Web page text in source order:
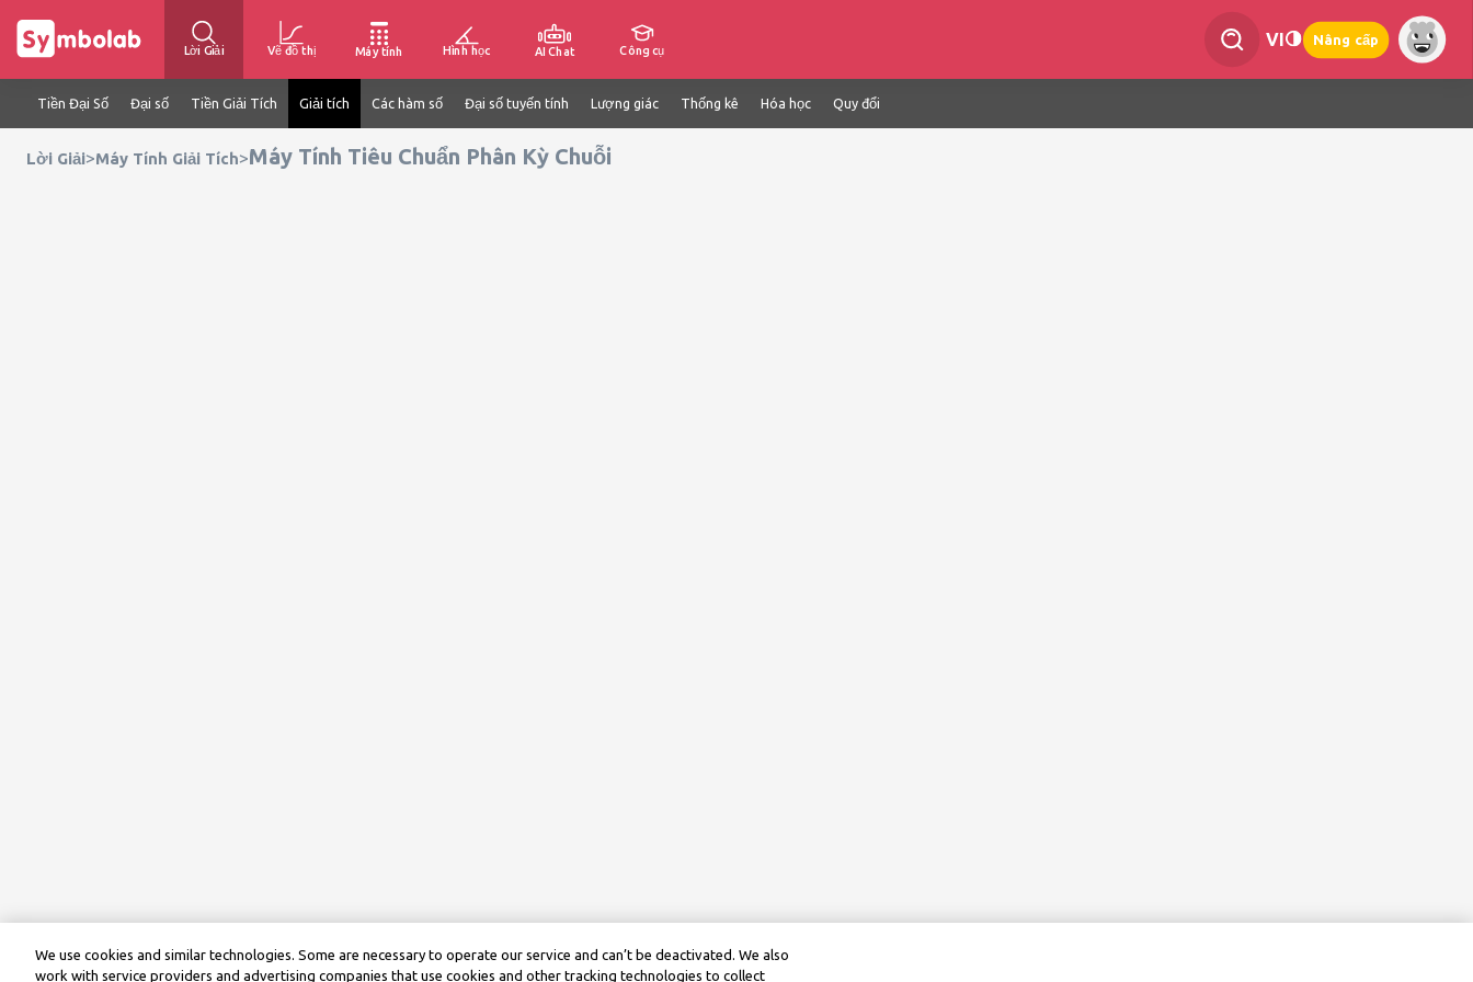
Lời Giải Vẽ đồ thị Máy tính Hình học AI Chat Công cụ
VI Nâng cấp
Tiền Đại Số Đại số Tiền Giải Tích Giải tích Các hàm số Đại số tuyến tính Lượng giác Thống kê Hóa học Quy đổi
Lời Giải>Máy Tính Giải Tích>Máy Tính Tiêu Chuẩn Phân Kỳ Chuỗi
We use cookies and similar technologies. Some are necessary to operate our service and can’t be deactivated. We also
work with service providers and advertising companies that use cookies and other tracking technologies to collect